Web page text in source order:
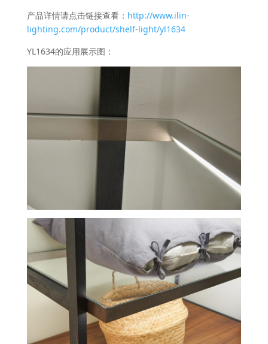
产品详情请点击链接查看： http://www.ilin-
lighting.com/product/shelf-light/yl1634
YL1634的应用展示图：